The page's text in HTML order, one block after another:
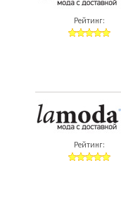
Рейтинг:
Рейтинг: